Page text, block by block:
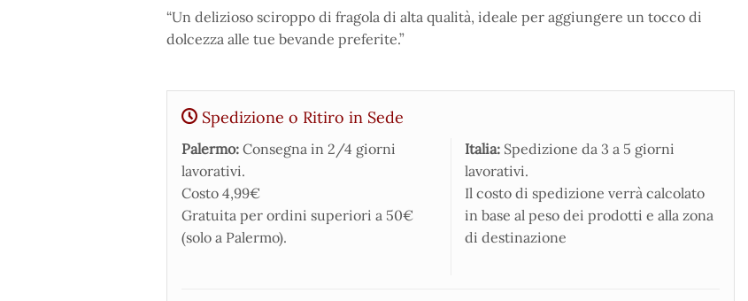
“Un delizioso sciroppo di fragola di alta qualità, ideale per aggiungere un tocco di
dolcezza alle tue bevande preferite.”
Spedizione o Ritiro in Sede
Palermo: Consegna in 2/4 giorni
lavorativi.
Costo 4,99€
Gratuita per ordini superiori a 50€
(solo a Palermo).
Italia: Spedizione da 3 a 5 giorni
lavorativi.
Il costo di spedizione verrà calcolato
in base al peso dei prodotti e alla zona
di destinazione